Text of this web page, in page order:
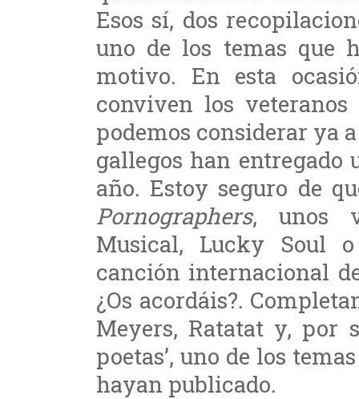
Esos sí, dos
uno de los temas que
motivo. En esta
conviven los
podemos considerar ya
gallegos han entregado
año. Estoy seguro de
Pornographers, unos
Musical, Lucky Soul
canción internacional
¿Os acordáis?.
Meyers, Ratatat y, por
poetas’, uno de los
hayan publicado.